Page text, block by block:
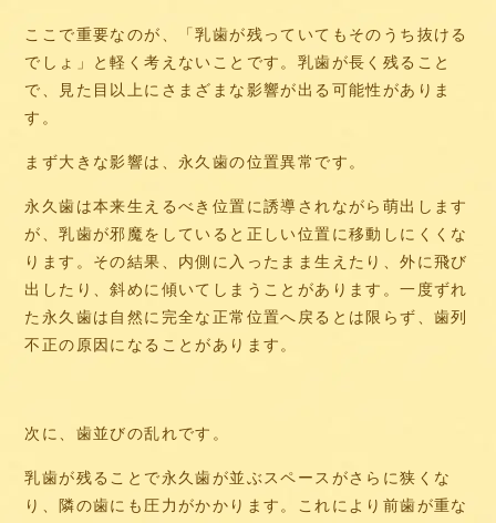
ここで重要なのが、「乳歯が残っていてもそのうち抜ける
でしょ」と軽く考えないことです。乳歯が長く残ること
で、見た目以上にさまざまな影響が出る可能性がありま
す。
まず大きな影響は、永久歯の位置異常です。
永久歯は本来生えるべき位置に誘導されながら萌出します
が、乳歯が邪魔をしていると正しい位置に移動しにくくな
ります。その結果、内側に入ったまま生えたり、外に飛び
出したり、斜めに傾いてしまうことがあります。一度ずれ
た永久歯は自然に完全な正常位置へ戻るとは限らず、歯列
不正の原因になることがあります。
次に、歯並びの乱れです。
乳歯が残ることで永久歯が並ぶスペースがさらに狭くな
り、隣の歯にも圧力がかかります。これにより前歯が重な